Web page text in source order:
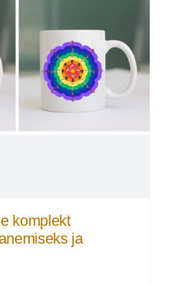
komplekt
ja